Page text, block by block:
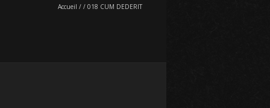
Accueil / / 018 CUM DEDERIT